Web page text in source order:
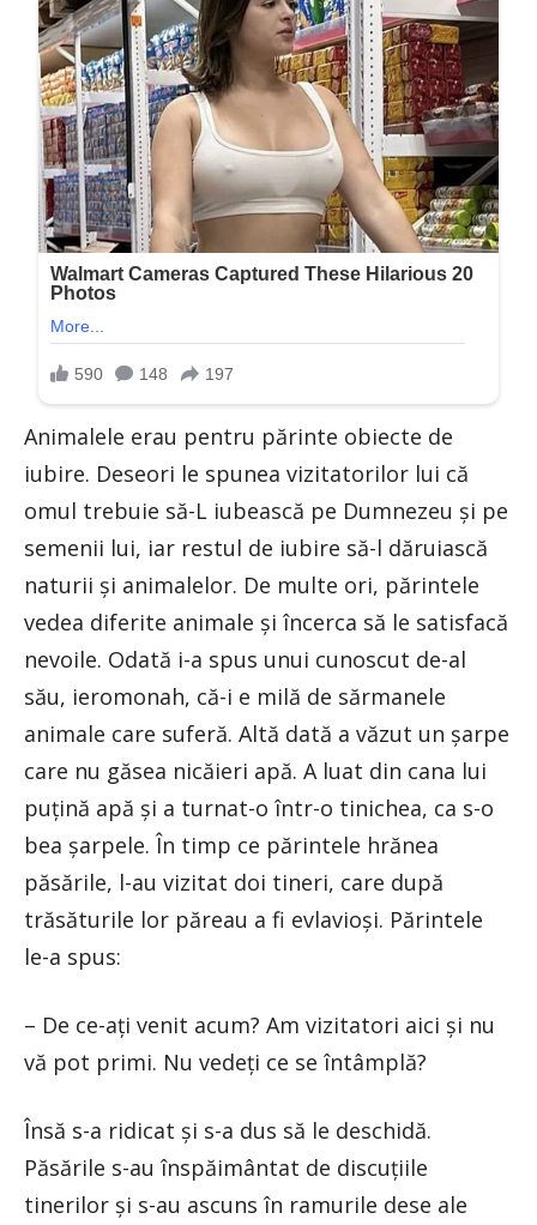
Animalele erau pentru părinte obiecte de
iubire. Deseori le spunea vizitatorilor lui că
omul trebuie să-L iubească pe Dumnezeu și pe
semenii lui, iar restul de iubire să-l dăruiască
naturii și animalelor. De multe ori, părintele
vedea diferite animale și încerca să le satisfacă
nevoile. Odată i-a spus unui cunoscut de-al
său, ieromonah, că-i e milă de sărmanele
animale care suferă. Altă dată a văzut un șarpe
care nu găsea nicăieri apă. A luat din cana lui
puțină apă și a turnat-o într-o tinichea, ca s-o
bea șarpele. În timp ce părintele hrănea
păsările, l-au vizitat doi tineri, care după
trăsăturile lor păreau a fi evlavioși. Părintele
le-a spus:
– De ce-ați venit acum? Am vizitatori aici și nu
vă pot primi. Nu vedeți ce se întâmplă?
Însă s-a ridicat și s-a dus să le deschidă.
Păsările s-au înspăimântat de discuțiile
tinerilor și s-au ascuns în ramurile dese ale